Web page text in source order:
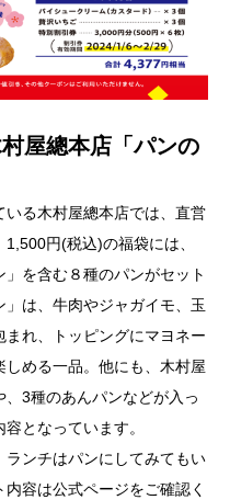
屋總本店「パンの
る木村屋總本店では、直営
円(税込)の福袋には、
を含む８種のパンがセット
は、牛肉やジャガイモ、玉
れ、トッピングにマヨネー
める一品。他にも、木村屋
3種のあんパンなどが入っ
となっています。
ンチはパンにしてみてもい
容は公式ページをご確認く